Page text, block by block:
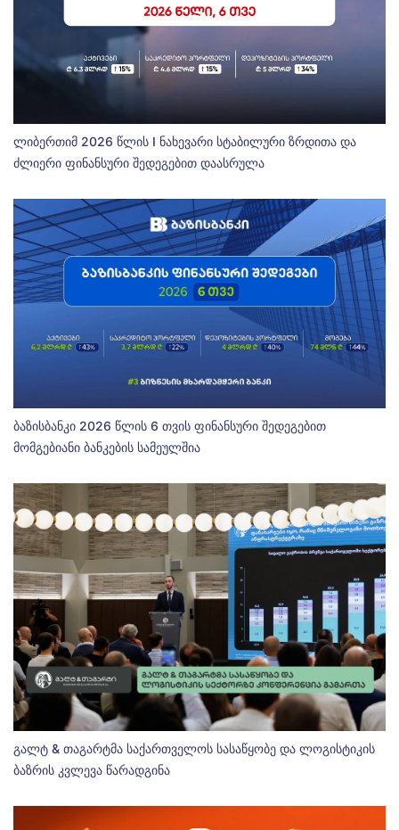
ლიბერთიმ 2026 წლის I ნახევარი სტაბილური ზრდითა და
ძლიერი ფინანსური შედეგებით დაასრულა
ბაზისბანკი 2026 წლის 6 თვის ფინანსური შედეგებით
მომგებიანი ბანკების სამეულშია
გალტ & თაგარტმა საქართველოს სასაწყობე და ლოგისტიკის
ბაზრის კვლევა წარადგინა